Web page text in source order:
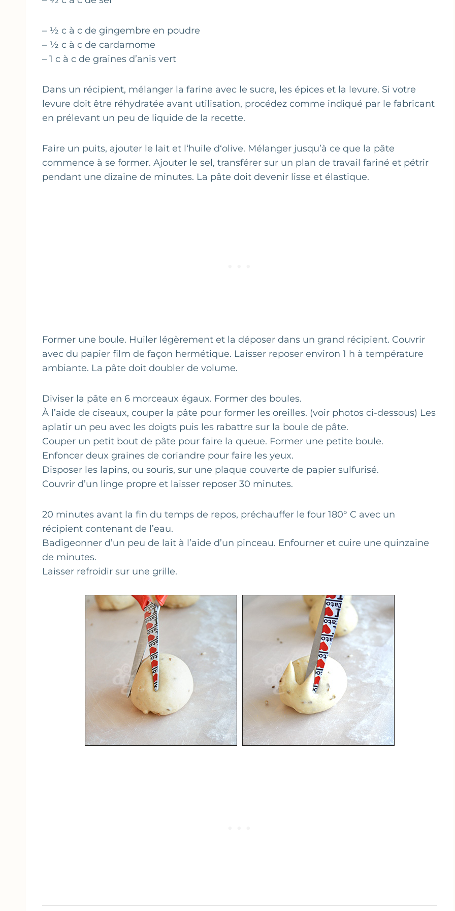
– ½ c à c de gingembre en poudre
– ½ c à c de cardamome
– 1 c à c de graines d’anis vert
Dans un récipient, mélanger la farine avec le sucre, les épices et la levure. Si votre
levure doit être réhydratée avant utilisation, procédez comme indiqué par le fabricant
en prélevant un peu de liquide de la recette.
Faire un puits, ajouter le lait et l‘huile d‘olive. Mélanger jusqu’à ce que la pâte
commence à se former. Ajouter le sel, transférer sur un plan de travail fariné et pétrir
pendant une dizaine de minutes. La pâte doit devenir lisse et élastique.
Former une boule. Huiler légèrement et la déposer dans un grand récipient. Couvrir
avec du papier film de façon hermétique. Laisser reposer environ 1 h à température
ambiante. La pâte doit doubler de volume.
Diviser la pâte en 6 morceaux égaux. Former des boules.
À l’aide de ciseaux, couper la pâte pour former les oreilles. (voir photos ci-dessous) Les
aplatir un peu avec les doigts puis les rabattre sur la boule de pâte.
Couper un petit bout de pâte pour faire la queue. Former une petite boule.
Enfoncer deux graines de coriandre pour faire les yeux.
Disposer les lapins, ou souris, sur une plaque couverte de papier sulfurisé.
Couvrir d’un linge propre et laisser reposer 30 minutes.
20 minutes avant la fin du temps de repos, préchauffer le four 180° C avec un
récipient contenant de l’eau.
Badigeonner d’un peu de lait à l’aide d’un pinceau. Enfourner et cuire une quinzaine
de minutes.
Laisser refroidir sur une grille.